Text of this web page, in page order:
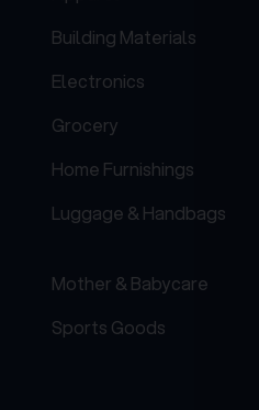
Building Materials
Electronics
Grocery
Home Furnishings
Luggage & Handbags
Mother & Babycare
Sports Goods